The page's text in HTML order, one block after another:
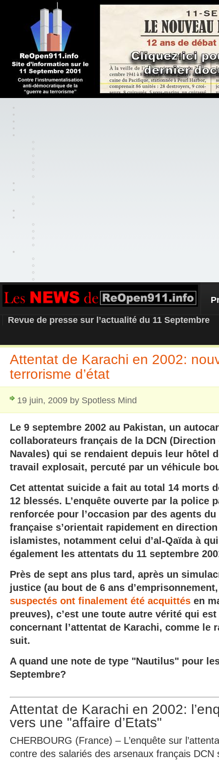
REOPEN911 – NEWS
Revue de presse sur l’actualité du 11 Septembre
Attentat de Karachi en 2002:
terrorisme d’état
19 juin, 2009 by Spotless Mind
Le 9 septembre 2002 au Pakistan, un
collaborateurs français de la DCN
Navales) qui se rendaient depuis leur hôtel
travail explosait, percuté par un véhicule
Cet attentat suicide a fait au total 14 morts
12 blessés. L’enquête ouverte par la police
renforcée pour l’occasion par des agents du
française s’orientait rapidement en
islamistes, notamment celui d’al-Qaïda à
également les attentats du 11 septembre
Près de sept ans plus tard, après un
justice (au bout de 6 ans
suspectés ont finalement été acquittés en
preuves), c’est une toute autre vérité qui
concernant l’attentat de Karachi, comme le
suit.
A quand une note de type "Nautilus" pour
Septembre?
Attentat de Karachi en 2002:
vers une "affaire d’Etats"
CHERBOURG (France) – L’enquête sur
contre des salariés des arsenaux français DCN